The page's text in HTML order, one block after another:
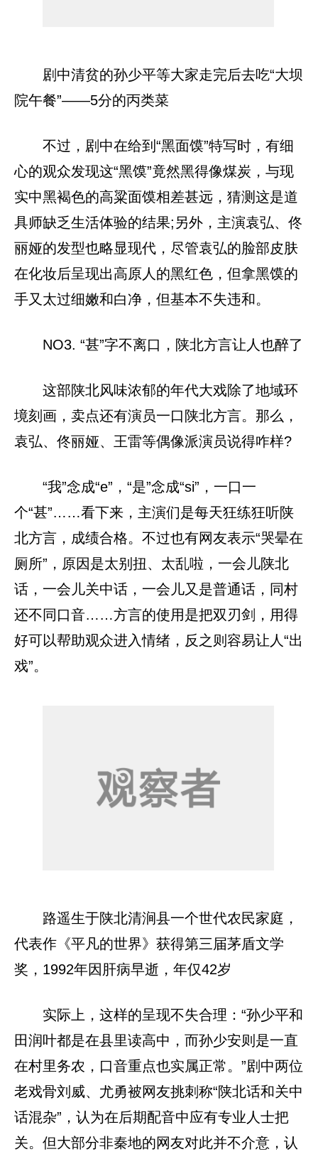
剧中清贫的孙少平等大家走完后去吃“大坝
院午餐”——5分的丙类菜
不过，剧中在给到“黑面馍”特写时，有细
心的观众发现这“黑馍”竟然黑得像煤炭，与现
实中黑褐色的高粱面馍相差甚远，猜测这是道
具师缺乏生活体验的结果;另外，主演袁弘、佟
丽娅的发型也略显现代，尽管袁弘的脸部皮肤
在化妆后呈现出高原人的黑红色，但拿黑馍的
手又太过细嫩和白净，但基本不失违和。
NO3. “甚”字不离口，陕北方言让人也醉了
这部陕北风味浓郁的年代大戏除了地域环
境刻画，卖点还有演员一口陕北方言。那么，
袁弘、佟丽娅、王雷等偶像派演员说得咋样?
“我”念成“e”，“是”念成“si”，一口一
个“甚”……看下来，主演们是每天狂练狂听陕
北方言，成绩合格。不过也有网友表示“哭晕在
厕所”，原因是太别扭、太乱啦，一会儿陕北
话，一会儿关中话，一会儿又是普通话，同村
还不同口音……方言的使用是把双刃剑，用得
好可以帮助观众进入情绪，反之则容易让人“出
戏”。
路遥生于陕北清涧县一个世代农民家庭，
代表作《平凡的世界》获得第三届茅盾文学
奖，1992年因肝病早逝，年仅42岁
实际上，这样的呈现不失合理：“孙少平和
田润叶都是在县里读高中，而孙少安则是一直
在村里务农，口音重点也实属正常。”剧中两位
老戏骨刘威、尤勇被网友挑刺称“陕北话和关中
话混杂”，认为在后期配音中应有专业人士把
关。但大部分非秦地的网友对此并不介意，认